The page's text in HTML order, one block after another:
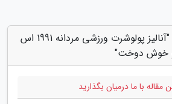
دیدگاه های مرتبط با "آنالیز پولوشرت ورزشی مردانه 1991 اس
و خوش دوخت"
مقاله با ما درمیان بگذارید